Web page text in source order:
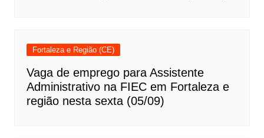
Fortaleza e Região (CE)
Vaga de emprego para Assistente
Administrativo na FIEC em Fortaleza e
região nesta sexta (05/09)